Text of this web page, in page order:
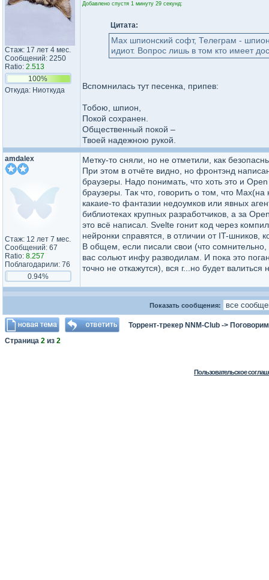
Стаж: 17 лет 4 мес.
Сообщений: 2250
Ratio: 2.513
100%
Откуда: Ниоткуда
Добавлено спустя 1 минуту 29 секунд:
Цитата:
Маx шпионский софт, Телеграм -
идиот. Вопрос лишь в том кто имеет
Вспомнилась тут песенка, припев:
Тобою, шпион,
Покой сохранен.
Общественный покой –
Твоей надежною рукой.
amdalex
Стаж: 12 лет 7 мес.
Сообщений: 67
Ratio: 8.257
Поблагодарили: 76
0.94%
Метку-то сняли, но не отметили, как
При этом в отчёте видно, но фронтэнд
браузеры. Надо понимать, что хоть это и
браузеры. Так что, говорить о том, что
какаие-то фантазии недоумков или явных
библиотеках крупных разработчиков, а за
это всё написал. Svelte гонит код через
нейронки справятся, в отличии от IT-шников,
В общем, если писали свои (что
вас сольют инфу разводилам. И пока это
точно не откажутся), вся г...но будет валиться
Показать сообщения:
Торрент-трекер NNM-Club -> Поговорим
Страница 2 из 2
Пользовательское